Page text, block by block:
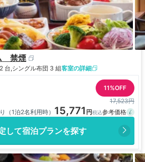
禁煙
台,シングル布団 3 組客室の詳細
11%OFF
17,523円
（1泊2名利用時） 15,771
して宿泊プランを探す